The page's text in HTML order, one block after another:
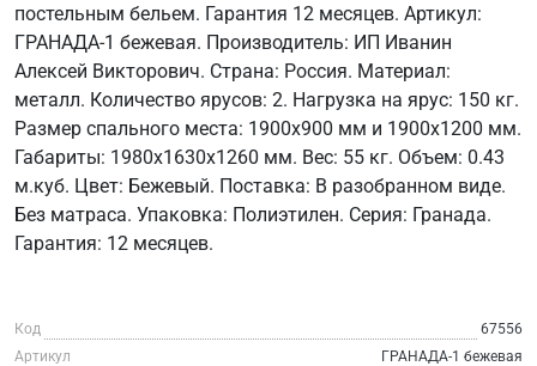
постельным бельем. Гарантия 12 месяцев. Артикул:
ГРАНАДА-1 бежевая. Производитель: ИП Иванин
Алексей Викторович. Страна: Россия. Материал:
металл. Количество ярусов: 2. Нагрузка на ярус: 150 кг.
Размер спального места: 1900х900 мм и 1900х1200 мм.
Габариты: 1980х1630х1260 мм. Вес: 55 кг. Объем: 0.43
м.куб. Цвет: Бежевый. Поставка: В разобранном виде.
Без матраса. Упаковка: Полиэтилен. Серия: Гранада.
Гарантия: 12 месяцев.
Код
67556
Артикул
ГРАНАДА-1 бежевая